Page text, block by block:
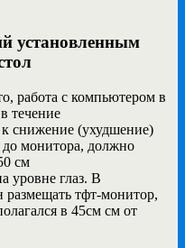
установленным
работа с компьютером в
течение
снижение (ухудшение)
до монитора, должно
см
уровне глаз. В
размещать тфт-монитор,
в 45см см от